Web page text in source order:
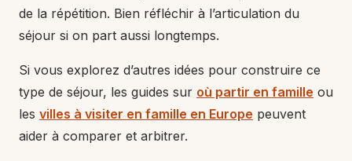
de la répétition. Bien réfléchir à l’articulation du
séjour si on part aussi longtemps.
Si vous explorez d’autres idées pour construire ce
type de séjour, les guides sur où partir en famille ou
les villes à visiter en famille en Europe peuvent
aider à comparer et arbitrer.